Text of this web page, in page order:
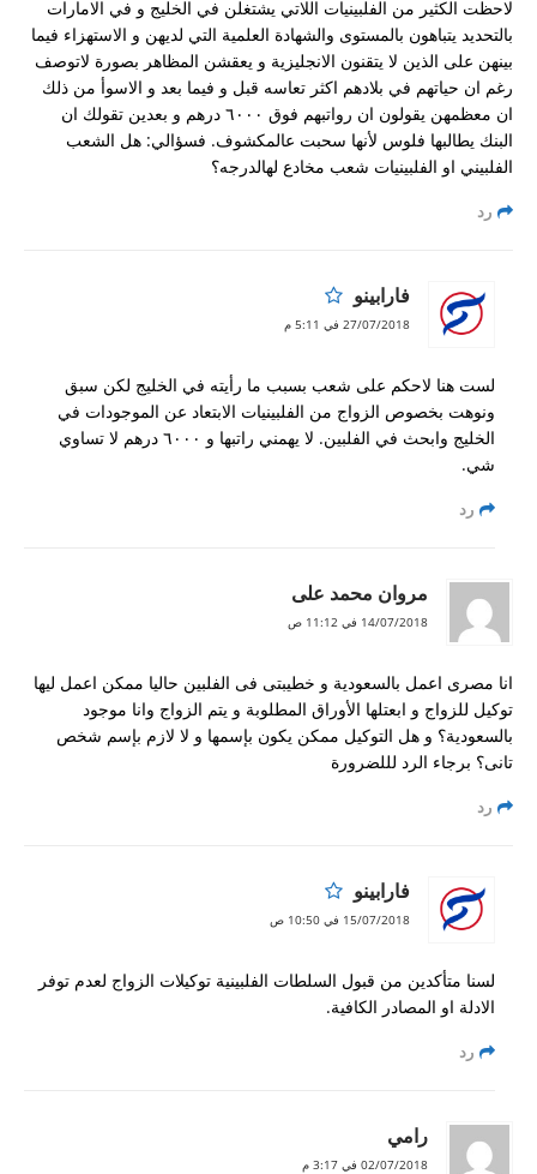
لاحظت الكثير من الفلبينيات اللاتي يشتغلن في الخليج و في الامارات
بالتحديد يتباهون بالمستوى والشهادة العلمية التي لديهن و الاستهزاء فيما
بينهن على الذين لا يتقنون الانجليزية و يعقشن المظاهر بصورة لاتوصف
رغم ان حياتهم في بلادهم اكثر تعاسه قبل و فيما بعد و الاسوأ من ذلك
ان معظمهن يقولون ان رواتبهم فوق ٦٠٠٠ درهم و بعدين تقولك ان
البنك يطالبها فلوس لأنها سحبت عالمكشوف. فسؤالي: هل الشعب
الفلبيني او الفلبينيات شعب مخادع لهالدرجه؟
رد
فارابينو
27/07/2018 في 5:11 م
لست هنا لاحكم على شعب بسبب ما رأيته في الخليج لكن سبق
ونوهت بخصوص الزواج من الفلبينيات الابتعاد عن الموجودات في
الخليج وابحث في الفلبين. لا يهمني راتبها و ٦٠٠٠ درهم لا تساوي
شي.
رد
مروان محمد على
14/07/2018 في 11:12 ص
انا مصرى اعمل بالسعودية و خطيبتى فى الفلبين حاليا ممكن اعمل ليها
توكيل للزواج و ابعتلها الأوراق المطلوبة و يتم الزواج وانا موجود
بالسعودية؟ و هل التوكيل ممكن يكون بإسمها و لا لازم بإسم شخص
تانى؟ برجاء الرد لللضرورة
رد
فارابينو
15/07/2018 في 10:50 ص
لسنا متأكدين من قبول السلطات الفلبينية توكيلات الزواج لعدم توفر
الادلة او المصادر الكافية.
رد
رامي
02/07/2018 في 3:17 م